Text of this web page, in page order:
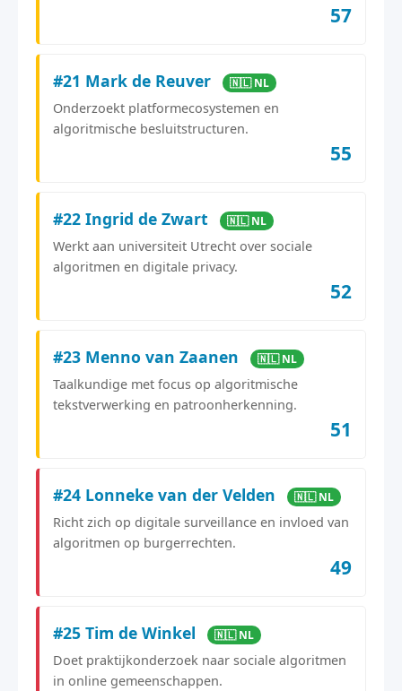
57
#21 Mark de Reuver 🇳🇱 NL
Onderzoekt platformecosystemen en
algoritmische besluitstructuren.
55
#22 Ingrid de Zwart 🇳🇱 NL
Werkt aan universiteit Utrecht over sociale
algoritmen en digitale privacy.
52
#23 Menno van Zaanen 🇳🇱 NL
Taalkundige met focus op algoritmische
tekstverwerking en patroonherkenning.
51
#24 Lonneke van der Velden 🇳🇱 NL
Richt zich op digitale surveillance en invloed van
algoritmen op burgerrechten.
49
#25 Tim de Winkel 🇳🇱 NL
Doet praktijkonderzoek naar sociale algoritmen
in online gemeenschappen.